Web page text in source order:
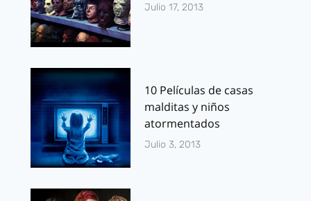
Julio 17, 2013
10 Películas de casas
malditas y niños
atormentados
Julio 3, 2013